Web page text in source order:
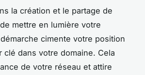
la création et le partage de
mettre en lumière votre
cimente votre position
clé dans votre domaine. Cela
de votre réseau et attire